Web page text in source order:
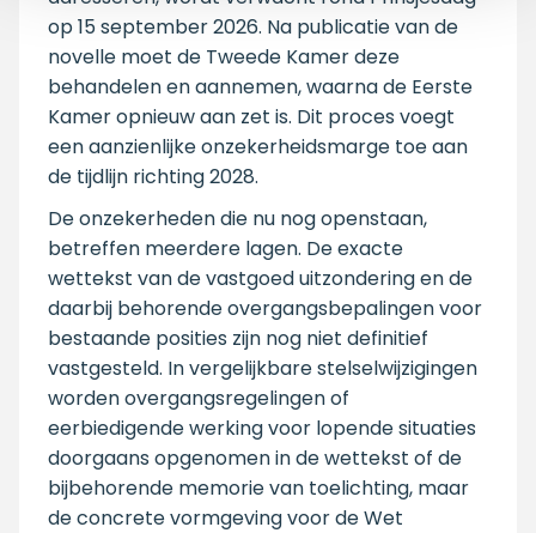
op 15 september 2026. Na publicatie van de
novelle moet de Tweede Kamer deze
behandelen en aannemen, waarna de Eerste
Kamer opnieuw aan zet is. Dit proces voegt
een aanzienlijke onzekerheidsmarge toe aan
de tijdlijn richting 2028.
De onzekerheden die nu nog openstaan,
betreffen meerdere lagen. De exacte
wettekst van de vastgoed uitzondering en de
daarbij behorende overgangsbepalingen voor
bestaande posities zijn nog niet definitief
vastgesteld. In vergelijkbare stelselwijzigingen
worden overgangsregelingen of
eerbiedigende werking voor lopende situaties
doorgaans opgenomen in de wettekst of de
bijbehorende memorie van toelichting, maar
de concrete vormgeving voor de Wet